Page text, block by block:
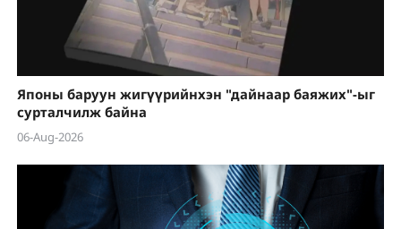
Японы баруун жигүүрийнхэн "дайнаар баяжих"-ыг
сурталчилж байна
06-Aug-2026